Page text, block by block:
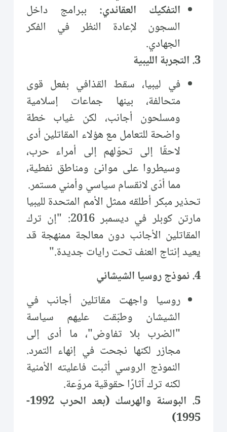
التفكيك العقائدي: ببرامج داخل
السجون لإعادة النظر في الفكر
الجهادي.
3. التجربة الليبية
في ليبيا، سقط القذافي بفعل قوى
متحالفة، بينها جماعات إسلامية
ومسلحون أجانب، لكن غياب خطة
واضحة للتعامل مع هؤلاء المقاتلين أدى
لاحقًا إلى تحوّلهم إلى أمراء حرب،
وسيطروا على موانئ ومناطق نفطية،
مما أدّى لانقسام سياسي وأمني مستمر.
تحذير مبكر أطلقه ممثل الأمم المتحدة لليبيا
مارتن كوبلر في ديسمبر 2016: "إن ترك
المقاتلين الأجانب دون معالجة ممنهجة قد
يعيد إنتاج العنف تحت رايات جديدة."
4. نموذج روسيا الشيشاني
روسيا واجهت مقاتلين أجانب في
الشيشان وطبّقت عليهم سياسة
"الضرب بلا تفاوض"، ما أدى إلى
مجازر لكنها نجحت في إنهاء التمرد.
النموذج الروسي أثبت فاعليته الأمنية
لكنه ترك آثارًا حقوقية مروّعة.
5. البوسنة والهرسك (بعد الحرب 1992-
1995)